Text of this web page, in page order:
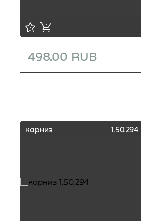
498.00 RUB
карниз 1.50.294